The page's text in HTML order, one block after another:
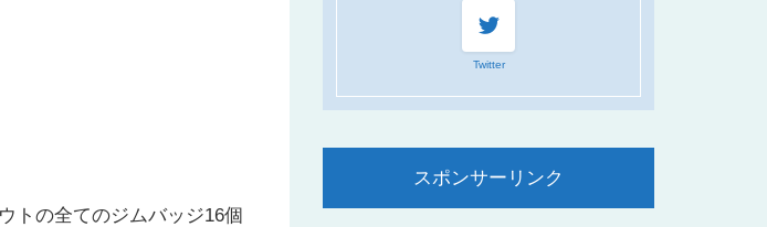
トの全てのジムバッジ16個
Twitter
スポンサーリンク